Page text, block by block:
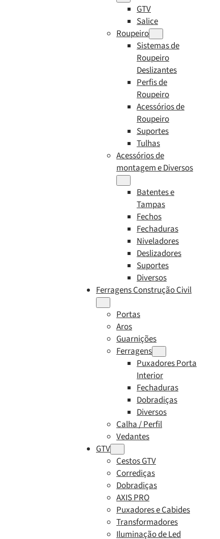
GTV
Salice
Roupeiro
Sistemas de
Roupeiro
Deslizantes
Perfis de
Roupeiro
Acessórios de
Roupeiro
Suportes
Tulhas
Acessórios de
montagem e Diversos
Batentes e
Tampas
Fechos
Fechaduras
Niveladores
Deslizadores
Suportes
Diversos
Ferragens Construção Civil
Portas
Aros
Guarnições
Ferragens
Puxadores Porta
Interior
Fechaduras
Dobradiças
Diversos
Calha / Perfil
Vedantes
GTV
Cestos GTV
Corrediças
Dobradiças
AXIS PRO
Puxadores e Cabides
Transformadores
Iluminação de Led